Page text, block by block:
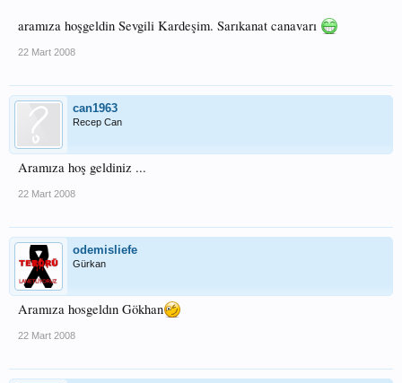
aramıza hoşgeldin Sevgili Kardeşim. Sarıkanat canavarı
22 Mart 2008
can1963
Recep Can
Aramıza hoş geldiniz ...
22 Mart 2008
odemisliefe
Gürkan
Aramıza hosgeldın Gökhan
22 Mart 2008